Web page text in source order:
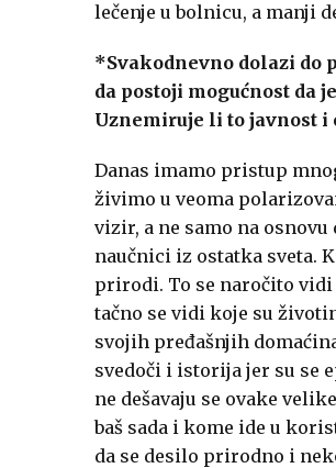
lečenje u bolnicu, a manji
*Svakodnevno dolazi
da postoji mogućnost da
Uznemiruje li to javnost i
Danas imamo pristup
živimo u veoma
vizir, a ne samo na
naučnici iz ostatka sveta.
prirodi. To se naročito vidi
tačno se vidi koje su
svojih pređašnjih
svedoči i istorija jer su se
ne dešavaju se ovake
baš sada i kome ide u
da se desilo prirodno i